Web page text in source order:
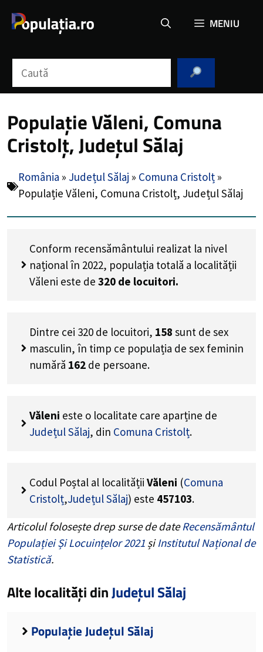
MENIU
Populație Văleni, Comuna
Cristolț, Județul Sălaj
România » Județul Sălaj » Comuna Cristolț »
Populație Văleni, Comuna Cristolț, Județul Sălaj
Conform recensământului realizat la nivel
național în 2022, populația totală a localității
Văleni este de 320 de locuitori.
Dintre cei 320 de locuitori, 158 sunt de sex
masculin, în timp ce populația de sex feminin
numără 162 de persoane.
Văleni este o localitate care aparține de
Județul Sălaj, din Comuna Cristolț.
Codul Poștal al localității Văleni (Comuna
Cristolț,Județul Sălaj) este 457103.
Articolul folosește drep surse de dateRecensământul
Populației Și Locuințelor 2021 șiInstitutul Național de
Statistică.
Alte localități dinJudețul Sălaj
Populație Județul Sălaj